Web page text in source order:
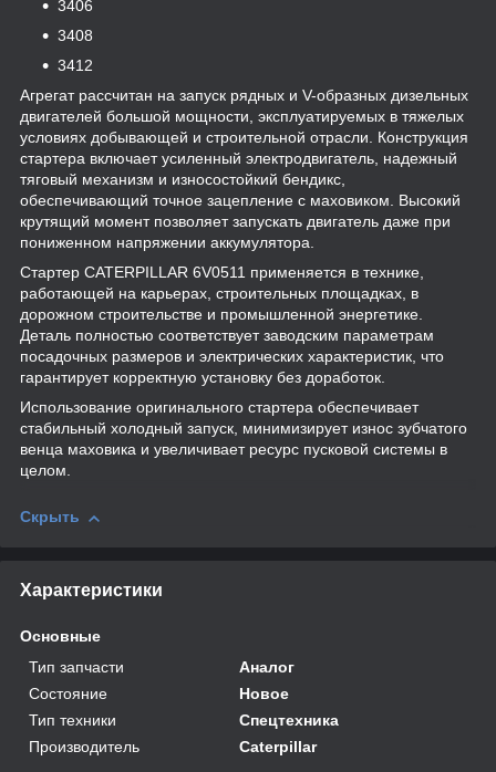
3406
3408
3412
Агрегат рассчитан на запуск рядных и V-образных дизельных
двигателей большой мощности, эксплуатируемых в тяжелых
условиях добывающей и строительной отрасли. Конструкция
стартера включает усиленный электродвигатель, надежный
тяговый механизм и износостойкий бендикс,
обеспечивающий точное зацепление с маховиком. Высокий
крутящий момент позволяет запускать двигатель даже при
пониженном напряжении аккумулятора.
Стартер CATERPILLAR 6V0511 применяется в технике,
работающей на карьерах, строительных площадках, в
дорожном строительстве и промышленной энергетике.
Деталь полностью соответствует заводским параметрам
посадочных размеров и электрических характеристик, что
гарантирует корректную установку без доработок.
Использование оригинального стартера обеспечивает
стабильный холодный запуск, минимизирует износ зубчатого
венца маховика и увеличивает ресурс пусковой системы в
целом.
Скрыть
Характеристики
Основные
Тип запчасти
Аналог
Состояние
Новое
Тип техники
Спецтехника
Производитель
Caterpillar